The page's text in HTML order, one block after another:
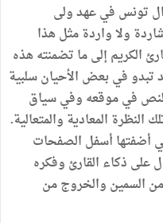
تونس في عهد ولى
ولا واردة مثل هذا
الكريم إلى ما تضمنته هذه
في بعض الأحيان سلبية
في موقعه وفي سياق
المعادية والمتعالية.
أضفتها أسفل الصفحات
على ذكاء القارئ وفكره
السمين والخروج من